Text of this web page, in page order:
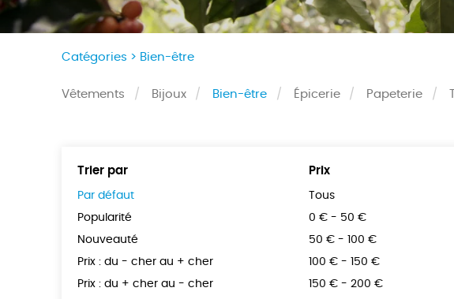
Catégories > Bien-être
Vêtements Bijoux Bien-être Épicerie Papeterie
Trier par
Par défaut
Popularité
Nouveauté
Prix : du - cher au + cher
Prix : du + cher au - cher
Prix
Tous
0 € - 50 €
50 € - 100 €
100 € - 150 €
150 € - 200 €